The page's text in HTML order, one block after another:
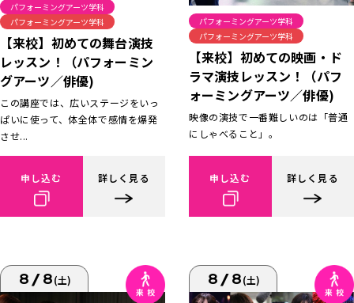
パフォーミングアーツ学科
パフォーミングアーツ学科
【来校】初めての舞台演技
レッスン！（パフォーミン
グアーツ／俳優)
この講座では、広いステージをいっ
ぱいに使って、体全体で感情を爆発
させ...
申し込む 詳しく見る
パフォーミングアーツ学科
パフォーミングアーツ学科
【来校】初めての映画・ド
ラマ演技レッスン！（パフ
ォーミングアーツ／俳優)
映像の演技で一番難しいのは「普通
にしゃべること」。
申し込む 詳しく見る
8/8(土) 8/8(土)